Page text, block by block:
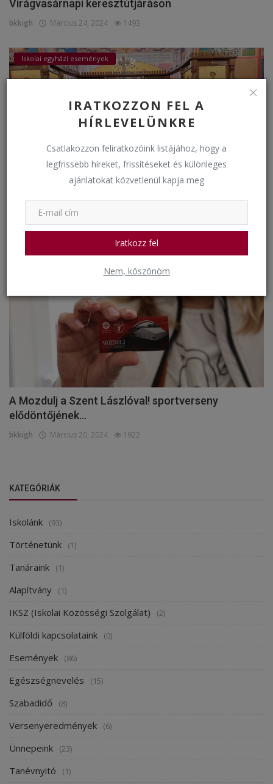
IRATKOZZON FEL A
HÍRLEVELÜNKRE
Csatlakozzon feliratkozóink listájához, hogy a
legfrissebb híreket, frissítéseket és különleges
ajánlatokat közvetlenül kapja meg
Iratkozz fel
Nem, köszönöm
Virágvasárnapi keresztútjáráson
bkkigh Március 24, 2024 1493
Iskolai egyházi események
Húsvét előtti lelki nap a Szent Lászlóban
Események
A Mozdulj a Szent Lászlóval! sportverseny
elődöntőjének...
bkkigh Március 20, 2024 1922
KATEGÓRIÁK
Iskolánk (93)
Történetünk (1)
Tanáraink (1)
Alapítvány (1)
IKSZ (Iskolai Közösségi Szolgálat) (2)
Külföldi kapcsolataink (0)
Események (86)
Egészségnevelés (15)
Szabadidő (8)
Versenyeredmények (6)
Ünnepeink (23)
Tanévnyitó (1)